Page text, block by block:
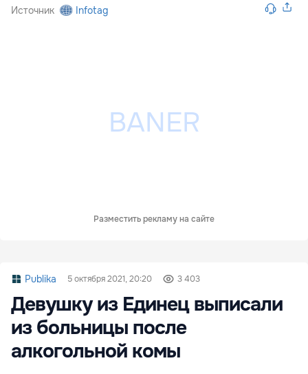
Источник Infotag
Разместить рекламу на сайте
Publika 5 октября 2021, 20:20 3 403
Девушку из Единец выписали
из больницы после
алкогольной комы